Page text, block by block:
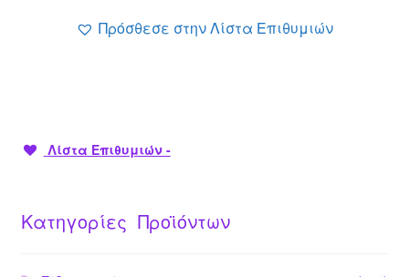
Πρόσθεσε στην Λίστα Επιθυμιών
Λίστα Επιθυμιών -
Κατηγορίες Προϊόντων